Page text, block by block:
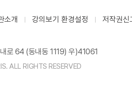
소개 강의보기 환경설정 저작권신
로 64 (동내동 1119) 우)41061
ALL RIGHTS RESERVED